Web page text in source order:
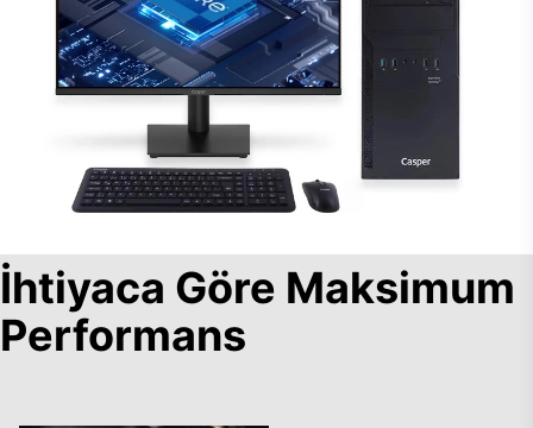
İhtiyaca Göre Maksimum
Performans